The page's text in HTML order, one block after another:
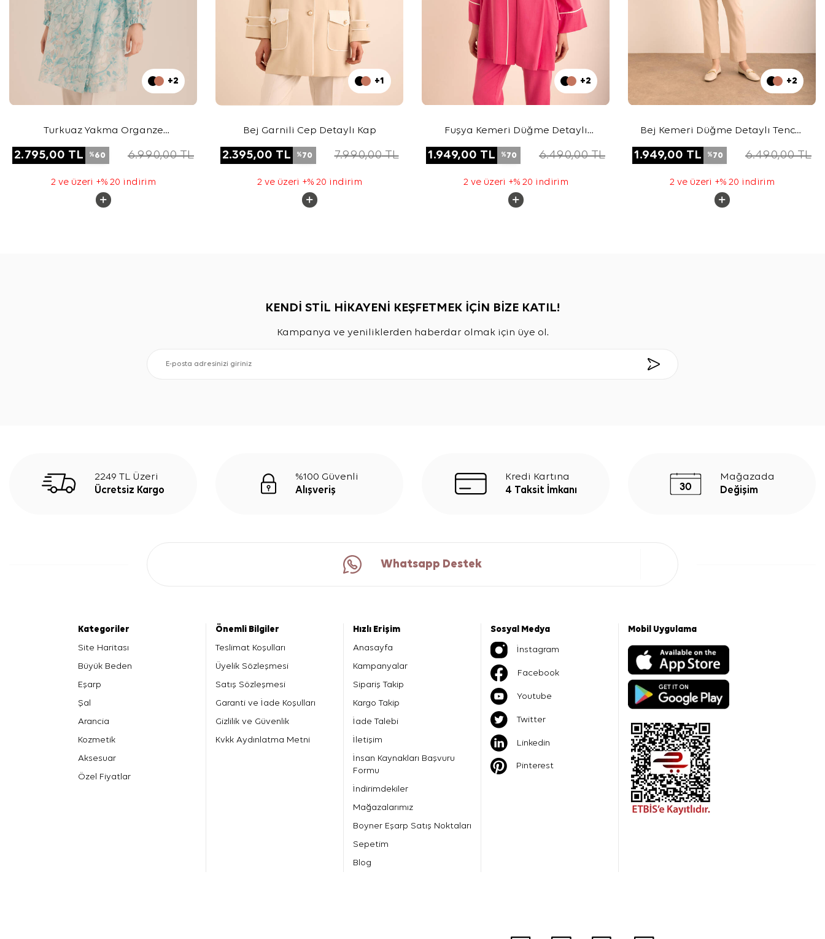
+2
Turkuaz Yakma Organze
2.795,00 TL %60 6.990,00TL
2 ve üzeri +% 20 indirim
+1
Bej Garnili Cep Detaylı Kap
2.395,00 TL %70 7.990,00TL
2 ve üzeri +% 20 indirim
+2
Fuşya Kemeri Düğme Detaylı
1.949,00 TL %70 6.490,00TL
2 ve üzeri +% 20 indirim
+2
Bej Kemeri Düğme Detaylı Tencel
1.949,00 TL %70 6.490,00TL
2 ve üzeri +% 20 indirim
KENDİ STİL HİKAYENİ KEŞFETMEK İÇİN BİZE KATIL!
Kampanya ve yeniliklerden haberdar olmak için üye ol.
2249 TL Üzeri
Ücretsiz Kargo
%100 Güvenli
Alışveriş
Kredi Kartına
4 Taksit İmkanı
Mağazada
Değişim
Whatsapp Destek
Kategoriler
Site Haritası
Büyük Beden
Eşarp
Şal
Arancia
Kozmetik
Aksesuar
Özel Fiyatlar
Önemli Bilgiler
Teslimat Koşulları
Üyelik Sözleşmesi
Satış Sözleşmesi
Garanti ve İade Koşulları
Gizlilik ve Güvenlik
Kvkk Aydınlatma Metni
Hızlı Erişim
Anasayfa
Kampanyalar
Sipariş Takip
Kargo Takip
İade Talebi
İletişim
İnsan Kaynakları Başvuru
Formu
İndirimdekiler
Mağazalarımız
Boyner Eşarp Satış Noktaları
Sepetim
Blog
Sosyal Medya
İnstagram
Facebook
Youtube
Twitter
Linkedin
Pinterest
Mobil Uygulama